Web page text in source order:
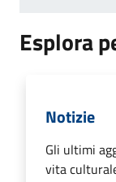
Esplora
Notizie
Gli ultimi
vita